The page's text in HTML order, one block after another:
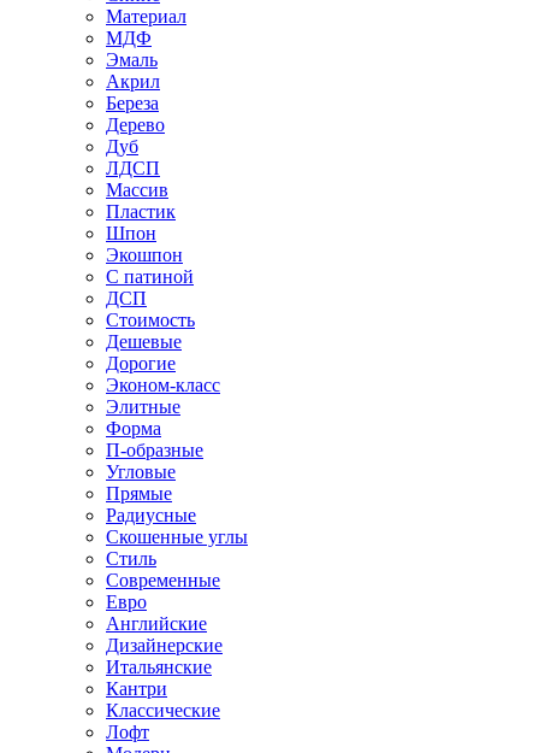
Материал
МДФ
Эмаль
Акрил
Береза
Дерево
Дуб
ЛДСП
Массив
Пластик
Шпон
Экошпон
С патиной
ДСП
Стоимость
Дешевые
Дорогие
Эконом-класс
Элитные
Форма
П-образные
Угловые
Прямые
Радиусные
Скошенные углы
Стиль
Современные
Евро
Английские
Дизайнерские
Итальянские
Кантри
Классические
Лофт